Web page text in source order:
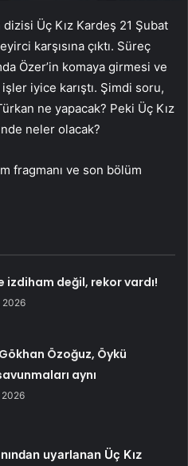
Üç Kız Kardeş 21 Şubat
karşısına çıktı. Süreç
Özer’in komaya girmesi ve
iyice karıştı. Şimdi soru,
ne yapacak? Peki Üç Kız
neler olacak?
fragmanı ve son bölüm
izdiham değil, rekor vardı!
2026
Özoğuz, Öykü
aynı
2026
uyarlanan Üç Kız